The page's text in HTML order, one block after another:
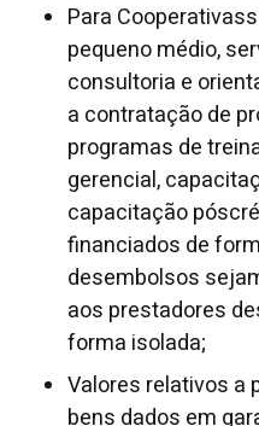
Para
pequeno médio,
consultoria e
a contratação de
programas de
gerencial,
capacitação
financiados de
desembolsos
aos prestadores
forma isolada;
Valores relativos a
bens dados em